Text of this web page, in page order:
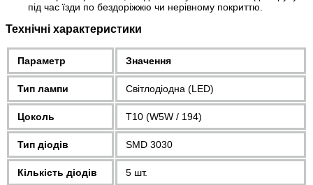
під час їзди по бездоріжжю чи нерівному покриттю.
Технічні характеристики
Параметр Значення
Тип лампи Світлодіодна (LED)
Цоколь T10 (W5W / 194)
Тип діодів SMD 3030
Кількість діодів 5 шт.